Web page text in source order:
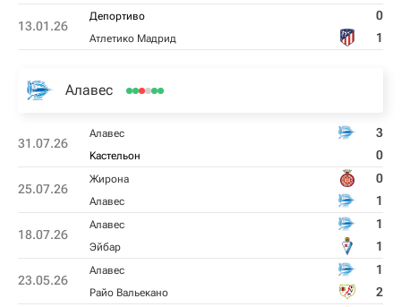
13.01.26
Депортиво 0
Атлетико Мадрид 1
Алавес
31.07.26
Алавес 3
Kастельон 0
25.07.26
Жирона 0
Алавес 1
18.07.26
Алавес 1
Эйбар 1
23.05.26
Алавес 1
Райо Вальекано 2